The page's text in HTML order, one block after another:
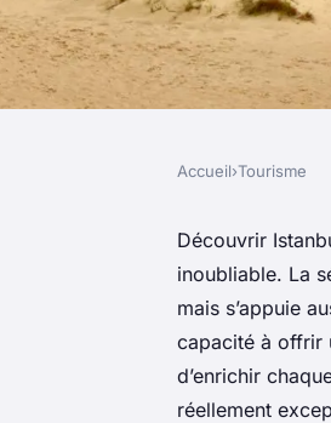
des hôtels
séjour
Accueil›Tourisme
Découvrir
inoubliable. La
mais s’appuie
capacité à offrir
d’enrichir
réellement